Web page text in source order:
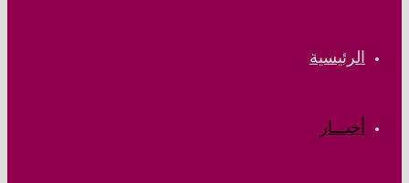
الرئيسية
أخبـــار